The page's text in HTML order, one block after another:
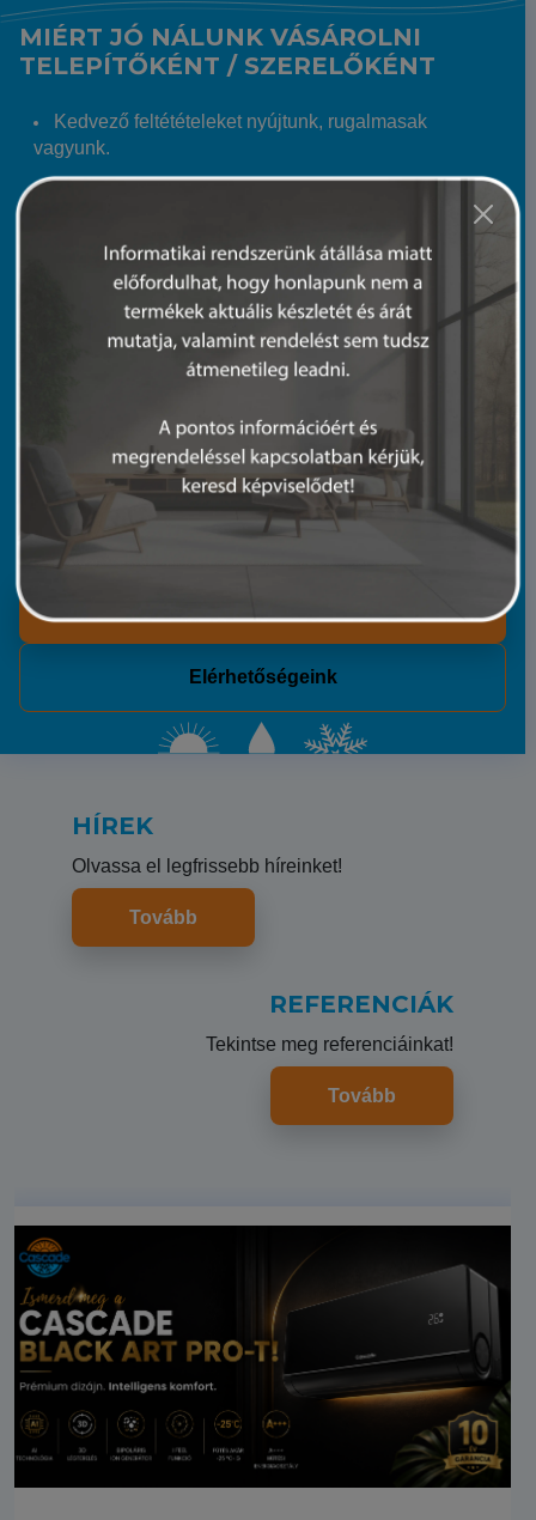
MIÉRT JÓ NÁLUNK VÁSÁROLNI
TELEPÍTŐKÉNT / SZERELŐKÉNT
Kedvező feltétételeket nyújtunk, rugalmasak
vagyunk.
Regisztrált telepítő / szerelő Partnereinknek kedvező
árat és csak nekik szóló akciókat biztosítunk.
Hatalmas árukészletünkből szinte garantált, hogy a
keresett terméket 24 órán belül eljuttatjuk Hozzád.
20 évnyi tapasztalatunkkal és műszaki hátterünkkel
segítünk. Mindegy, hogy egy split klímáról vagy egy
teljes telephely klímatechnikájáról van szó.
Elérhetőségeink
HÍREK
Olvassa el legfrissebb híreinket!
Tovább
REFERENCIÁK
Tekintse meg referenciáinkat!
Tovább